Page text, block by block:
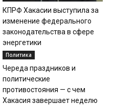
КПРФ Хакасии выступила за
изменение федерального
законодательства в сфере
энергетики
Политика
Череда праздников и
политические
противостояния — с чем
Хакасия завершает неделю